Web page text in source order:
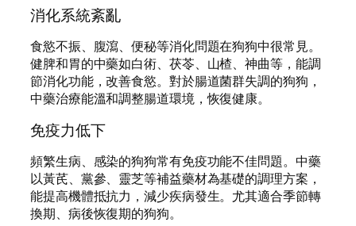
消化系統紊亂
食慾不振、腹瀉、便秘等消化問題在狗狗中很常見。
健脾和胃的中藥如白術、茯苓、山楂、神曲等，能調
節消化功能，改善食慾。對於腸道菌群失調的狗狗，
中藥治療能溫和調整腸道環境，恢復健康。
免疫力低下
頻繁生病、感染的狗狗常有免疫功能不佳問題。中藥
以黃芪、黨參、靈芝等補益藥材為基礎的調理方案，
能提高機體抵抗力，減少疾病發生。尤其適合季節轉
換期、病後恢復期的狗狗。